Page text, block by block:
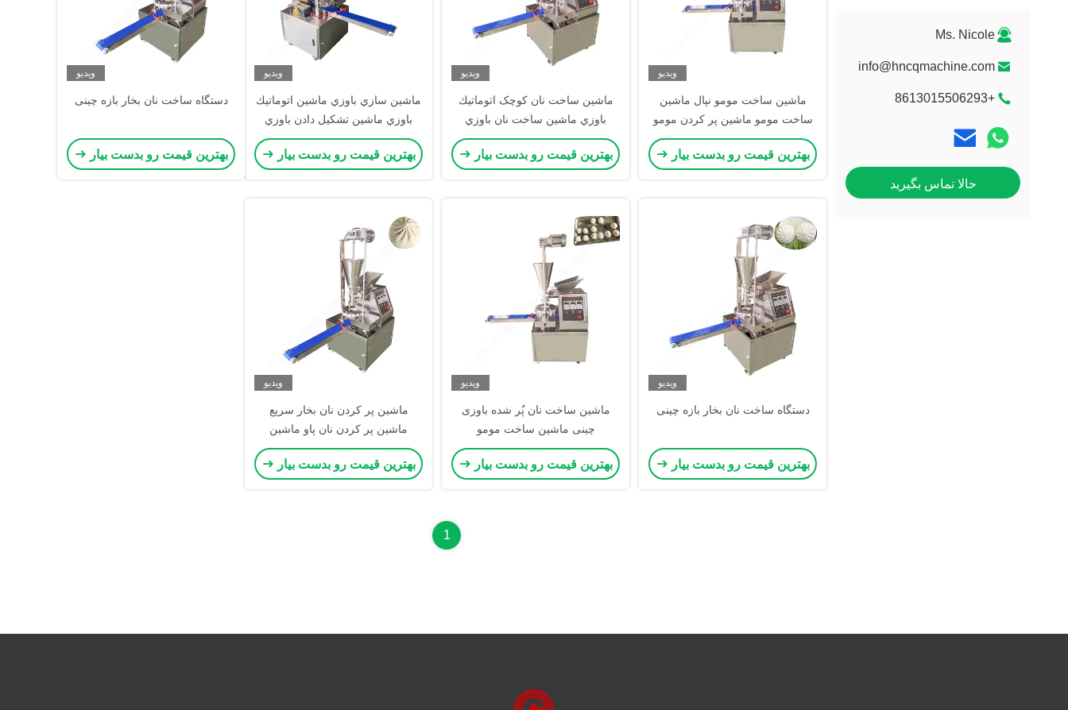
Ms. Nicole
info@hncqmachine.com
+8613015506293
حالا تماس بگیرید
ویدیو
ماشین ساخت مومو نپال ماشین
ساخت مومو ماشین پر کردن مومو
ماشین سیوپائو
بهترین قیمت رو بدست بیار
ویدیو
ماشين ساخت نان کوچک اتوماتيك
باوزي ماشين ساخت نان باوزي
بهترین قیمت رو بدست بیار
ویدیو
ماشين سازي باوزي ماشين اتوماتيك
باوزي ماشين تشكيل دادن باوزي
ماشين باو چيني
بهترین قیمت رو بدست بیار
ویدیو
دستگاه ساخت نان بخار بازه چینی
بهترین قیمت رو بدست بیار
ویدیو
دستگاه ساخت نان بخار بازه چینی
بهترین قیمت رو بدست بیار
ویدیو
ماشين ساخت نان پُر شده باوزی
چینی ماشين ساخت مومو
بهترین قیمت رو بدست بیار
ویدیو
ماشین پر کردن نان بخار سریع
ماشین پر کردن نان پاو ماشین
سیوپاو ماشین 0-3000pcs/h
بهترین قیمت رو بدست بیار
1